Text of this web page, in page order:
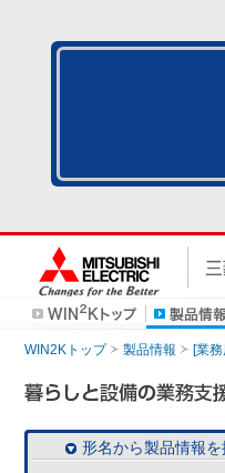
WIN2Kトップ 製品情報 [業
形名から製品情報を